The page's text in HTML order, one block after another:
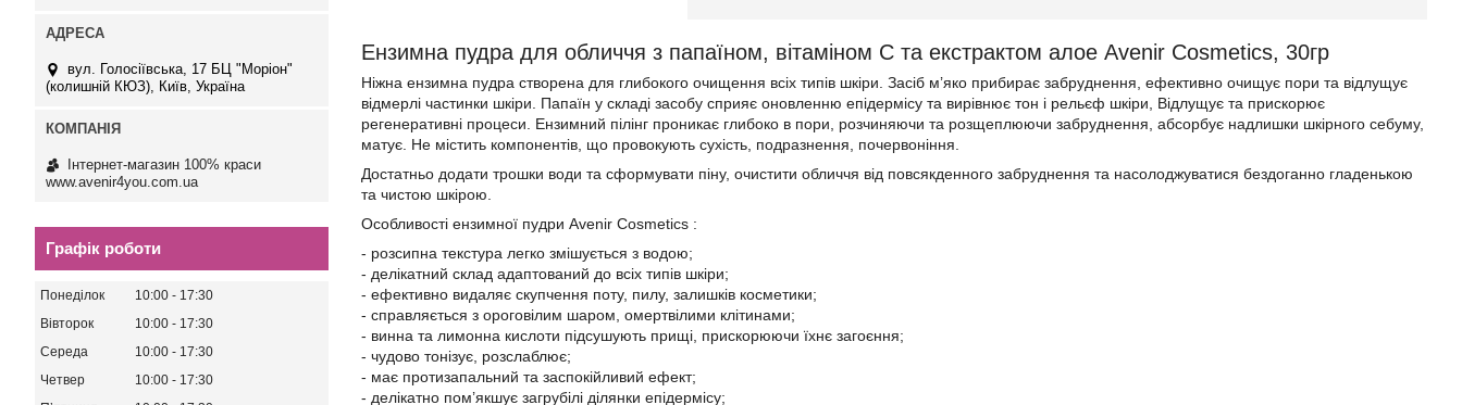
Ензимна пудра для обличчя з папаїном, вітаміном С та екстрактом алое Avenir Cosmetics, 30гр
Ніжна ензимна пудра створена для глибокого очищення всіх типів шкіри. Засіб м’яко прибирає забруднення, ефективно очищує пори та відлущує
відмерлі частинки шкіри. Папаїн у складі засобу сприяє оновленню епідермісу та вирівнює тон і рельєф шкіри, Відлущує та прискорює
регенеративні процеси. Ензимний пілінг проникає глибоко в пори, розчиняючи та розщеплюючи забруднення, абсорбує надлишки шкірного себуму,
матує. Не містить компонентів, що провокують сухість, подразнення, почервоніння.
Достатньо додати трошки води та сформувати піну, очистити обличчя від повсякденного забруднення та насолоджуватися бездоганно гладенькою
та чистою шкірою.
Особливості ензимної пудри Avenir Cosmetics :
- розсипна текстура легко змішується з водою;
- делікатний склад адаптований до всіх типів шкіри;
- ефективно видаляє скупчення поту, пилу, залишків косметики;
- справляється з ороговілим шаром, омертвілими клітинами;
- винна та лимонна кислоти підсушують прищі, прискорюючи їхнє загоєння;
- чудово тонізує, розслаблює;
- має протизапальний та заспокійливий ефект;
- делікатно пом’якшує загрубілі ділянки епідермісу;
вул. Голосіївська, 17 БЦ "Моріон"
(колишній КЮЗ), Київ, Україна
Інтернет-магазин 100% краси
www.avenir4you.com.ua
Графік роботи
Понеділок 10:00
17:30
Вівторок
10:00
17:30
Середа
10:00
17:30
Четвер
10:00
17:30